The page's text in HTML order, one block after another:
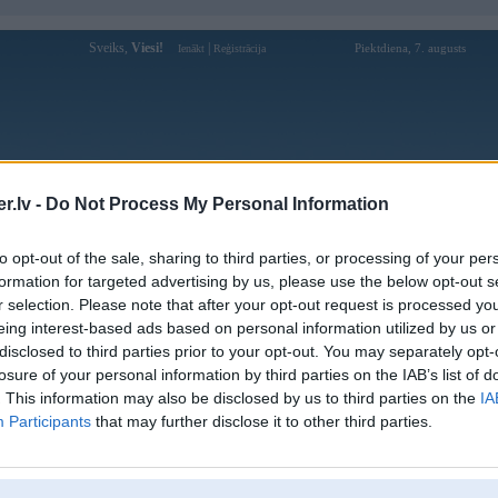
- Do Not Process My Personal Information
opt-out of the sale, sharing to third parties, or processing of your
for targeted advertising by us, please use the below opt-out
selection. Please note that after your opt-out request is processed
interest-based ads based on personal information utilized by us
to third parties prior to your opt-out. You may separately
of your personal information by third parties on the IAB’s list of
This information may also be disclosed by us to third parties on the
Participants that may further disclose it to other third parties.
Sveiks, Viesi! Ienākt Reģistrācija Piektdiena, 7. augusts
Forums Galerijas Reģistrācija Lietotāji
Lietotāja 33bdioo profils
Lietotājvārds: 33bdioo
Intereses:
33BD আধুনিক ডিজাইন ও অত্যন্ত দ্রুতগতির
গেমপ্লের সমন্বয়ে প্রিমিয়াম বেটিং অভিজ্ঞতা
প্রদান করে। খেলোয
Ziņojumi forumā:
[Pēdējie ziņojumi forumā]